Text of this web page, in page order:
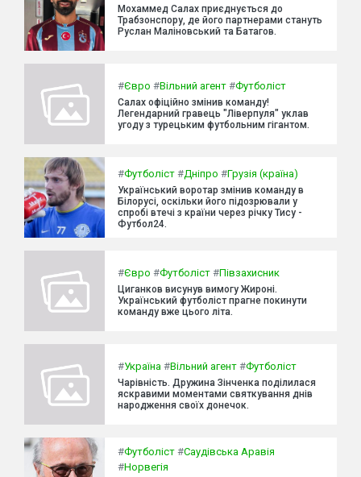
Мохаммед Салах приєднується до
Трабзонспору, де його партнерами стануть
Руслан Маліновський та Батагов.
#Євро #Вільний агент #Футболіст
Салах офіційно змінив команду!
Легендарний гравець "Ліверпуля" уклав
угоду з турецьким футбольним гігантом.
#Футболіст #Дніпро #Грузія (країна)
Український воротар змінив команду в
Білорусі, оскільки його підозрювали у
спробі втечі з країни через річку Тису -
Футбол24.
#Євро #Футболіст #Півзахисник
Циганков висунув вимогу Жироні.
Український футболіст прагне покинути
команду вже цього літа.
#Україна #Вільний агент #Футболіст
Чарівність. Дружина Зінченка поділилася
яскравими моментами святкування днів
народження своїх донечок.
#Футболіст #Саудівська Аравія
#Норвегія